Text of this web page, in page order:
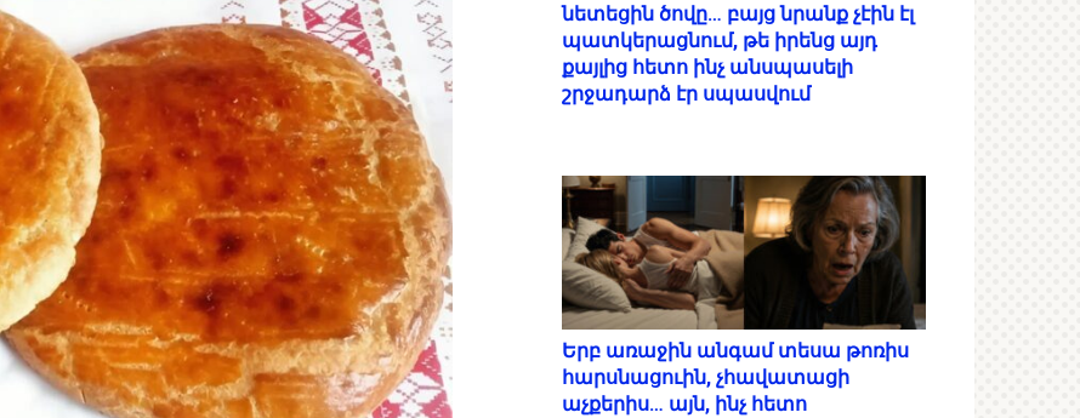
նետեցին ծովը… բայց նրանք չէին էլ
պատկերացնում, թե իրենց այդ
քայլից հետո ինչ անսպասելի
շրջադարձ էր սպասվում
Երբ առաջին անգամ տեսա թոռիս
հարսնացուին, չհավատացի
աչքերիս… այն, ինչ հետո